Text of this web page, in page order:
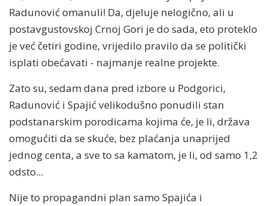
Radunović omanuli! Da, djeluje nelogično, ali u
postavgustovskoj Crnoj Gori je do sada, eto proteklo
je već četiri godine, vrijedilo pravilo da se politički
isplati obećavati - najmanje realne projekte.
Zato su, sedam dana pred izbore u Podgorici,
Radunović i Spajić velikodušno ponudili stan
podstanarskim porodicama kojima će, je li, država
omogućiti da se skuće, bez plaćanja unaprijed
jednog centa, a sve to sa kamatom, je li, od samo 1,2
odsto...
Nije to propagandni plan samo Spajića i